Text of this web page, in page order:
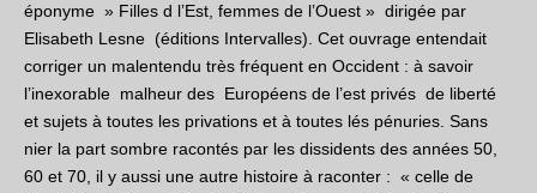
éponyme » Filles d l’Est, femmes de l’Ouest » dirigée par
Elisabeth Lesne (éditions Intervalles). Cet ouvrage entendait
corriger un malentendu très fréquent en Occident : à savoir
l’inexorable malheur des Européens de l’est privés de liberté
et sujets à toutes les privations et à toutes lés pénuries . Sans
nier la part sombre racontés par les dissidents des années 50,
60 et 70, il y aussi une autre histoire à raconter : « celle de